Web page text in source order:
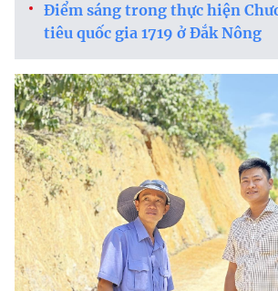
Điểm sáng trong thực hiện
tiêu quốc gia 1719 ở Đắk Nông